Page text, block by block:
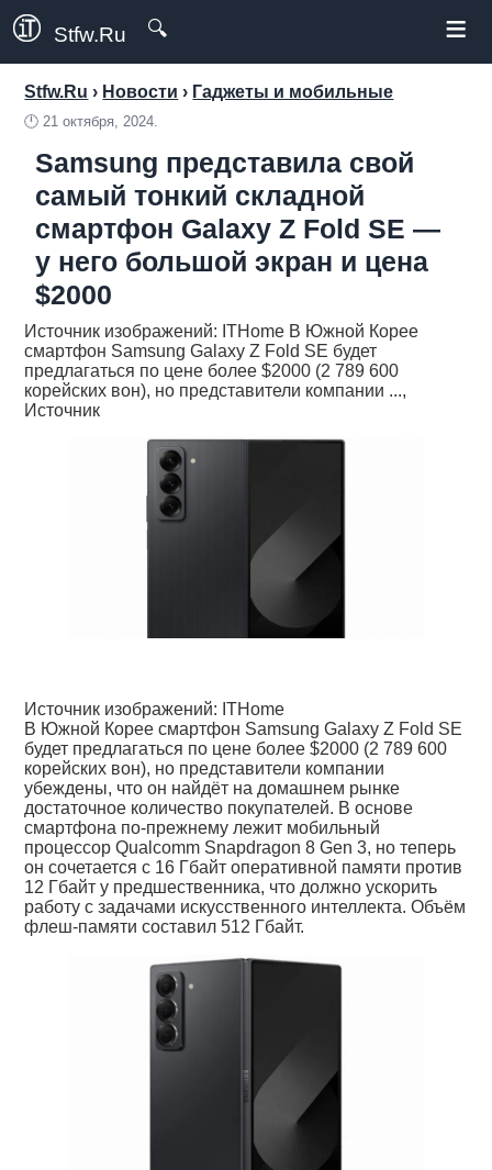
Stfw.Ru 🔍 ≡
Stfw.Ru › Новости › Гаджеты и мобильные
🕛21 октября, 2024.
Samsung представила свой
самый тонкий складной
смартфон Galaxy Z Fold SE —
у него большой экран и цена
$2000
Источник изображений: ITHome В Южной Корее
смартфон Samsung Galaxy Z Fold SE будет
предлагаться по цене более $2000 (2 789 600
корейских вон), но представители компании ...,
Источник
Источник изображений: ITHome
В Южной Корее смартфон Samsung Galaxy Z Fold SE
будет предлагаться по цене более $2000 (2 789 600
корейских вон), но представители компании
убеждены, что он найдёт на домашнем рынке
достаточное количество покупателей. В основе
смартфона по-прежнему лежит мобильный
процессор Qualcomm Snapdragon 8 Gen 3, но теперь
он сочетается с 16 Гбайт оперативной памяти против
12 Гбайт у предшественника, что должно ускорить
работу с задачами искусственного интеллекта. Объём
флеш-памяти составил 512 Гбайт.